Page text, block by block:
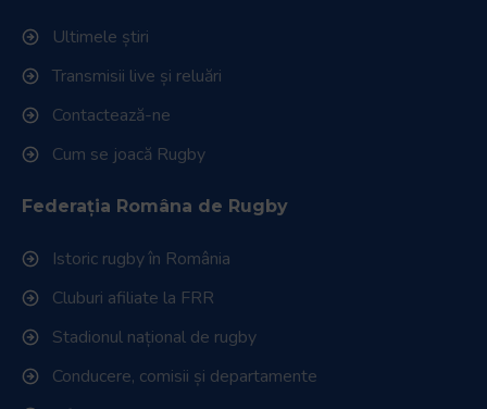
Ultimele știri
Transmisii live și reluări
Contactează-ne
Cum se joacă Rugby
Federația Româna de Rugby
Istoric rugby în România
Cluburi afiliate la FRR
Stadionul național de rugby
Conducere, comisii și departamente